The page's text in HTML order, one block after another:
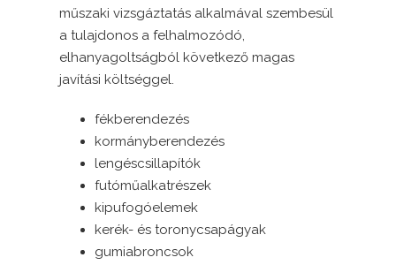
műszaki vizsgáztatás alkalmával szembesül
a tulajdonos a felhalmozódó,
elhanyagoltságból következő magas
javítási költséggel.
fékberendezés
kormányberendezés
lengéscsillapítók
futóműalkatrészek
kipufogóelemek
kerék- és toronycsapágyak
gumiabroncsok